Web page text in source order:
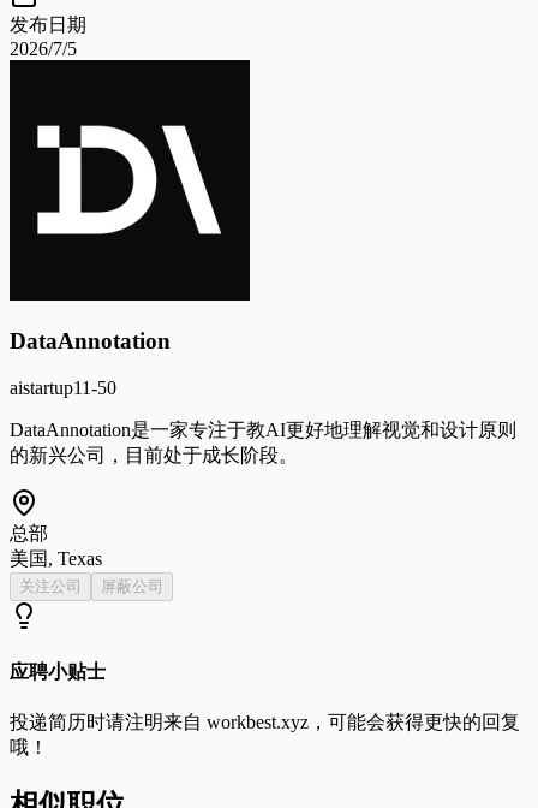
发布日期
2026/7/5
DataAnnotation
aistartup11-50
DataAnnotation是一家专注于教AI更好地理解视觉和设计原则
的新兴公司，目前处于成长阶段。
总部
美国, Texas
关注公司 屏蔽公司
应聘小贴士
投递简历时请注明来自 workbest.xyz ，可能会获得更快的回复
哦！